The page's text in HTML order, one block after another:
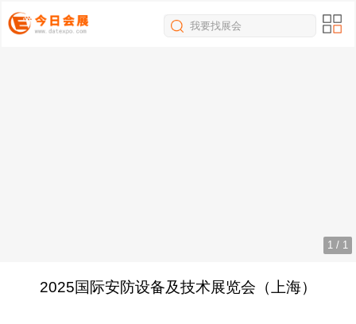
我要找展会
1 / 1
2025国际安防设备及技术展览会（上海）